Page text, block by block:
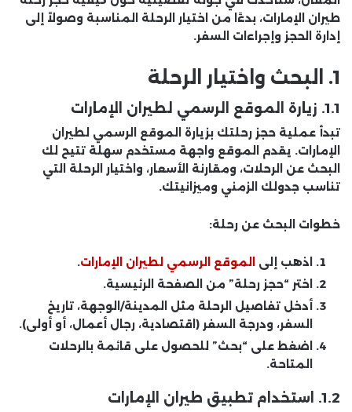
طيران الإمارات، بدءًا من اختيار الرحلة المناسبة وصولاً إلى
إدارة الحجز وإجراءات السفر.
1. البحث واختيار الرحلة
1.1. زيارة الموقع الرسمي لطيران الإمارات
تبدأ عملية حجز رحلتك بزيارة الموقع الرسمي لطيران
الإمارات. يقدم الموقع واجهة مستخدم سهلة تتيح لك
البحث عن الرحلات، ومقارنة الأسعار، واختيار الرحلة التي
تناسب جدولك الزمني وميزانيتك.
خطوات البحث عن رحلة:
اذهب إلى الموقع الرسمي لطيران الإمارات.
اختر “حجز رحلة” من الصفحة الرئيسية.
أدخل تفاصيل الرحلة مثل المدينة/الوجهة، تاريخ
السفر، ودرجة السفر (اقتصادية، رجال أعمال، أو أولى).
اضغط على “بحث” للحصول على قائمة بالرحلات
المتاحة.
1.2. استخدام تطبيق طيران الإمارات